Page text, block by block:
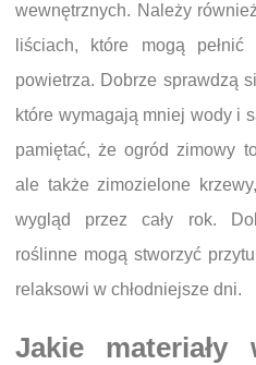
wewnętrznych. Należy
liściach, które mogą
powietrza. Dobrze sprawdzą
które wymagają mniej wody i
pamiętać, że ogród zimowy
ale także zimozielone
wygląd przez cały rok.
roślinne mogą stworzyć
relaksowi w chłodniejsze dni.
Jakie materiały